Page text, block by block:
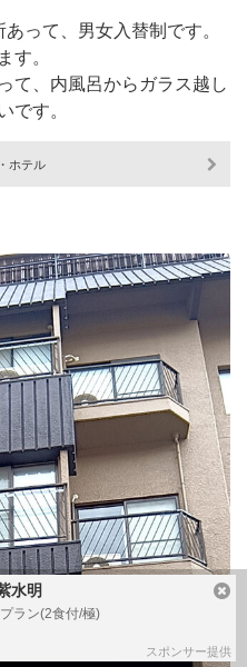
って、男女入替制です。
す。
て、内風呂からガラス越し
です。
ホテル
水明
ラン(2食付/極)
スポンサー提供